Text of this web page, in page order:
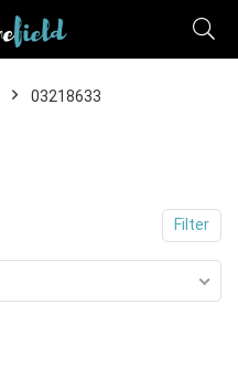
03218633
Filter